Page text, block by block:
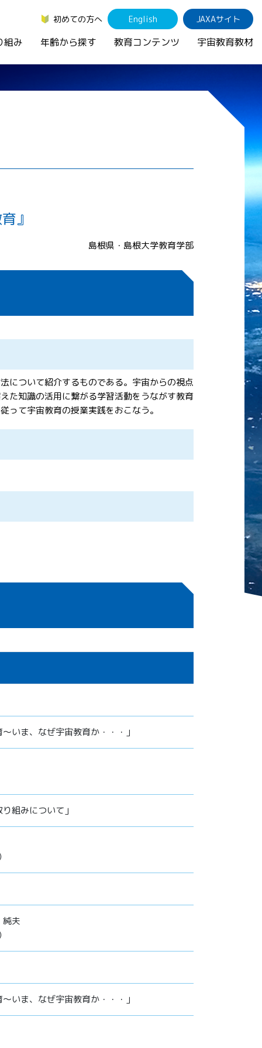
初めての方へ English JAXAサイト
組み 年齢から探す 教育コンテンツ 宇宙教育教材
』
島根県・島根大学教育学部
について紹介するものである。宇宙からの視点
た知識の活用に繋がる学習活動をうながす教育
て宇宙教育の授業実践をおこなう。
いま、なぜ宇宙教育か・・・」
組みについて」
夫
いま、なぜ宇宙教育か・・・」